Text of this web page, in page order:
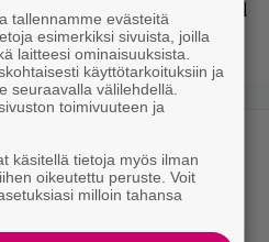
tallennamme evästeitä
esimerkiksi sivuista, joilla
laitteesi ominaisuuksista.
käyttötarkoituksiin ja
seuraavalla välilehdellä.
toimivuuteen ja
käsitellä tietoja myös ilman
oikeutettu peruste. Voit
milloin tahansa